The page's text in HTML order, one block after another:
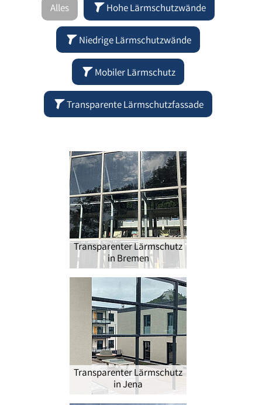
Alles Hohe Lärmschutzwände
Niedrige Lärmschutzwände
Mobiler Lärmschutz
Transparente Lärmschutzfassade
Transparenter Lärmschutz
in Bremen
®
Transparenter Lärmschutz
in Jena